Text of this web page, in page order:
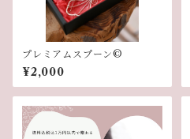
プレミアムスプーン©︎
¥2,000